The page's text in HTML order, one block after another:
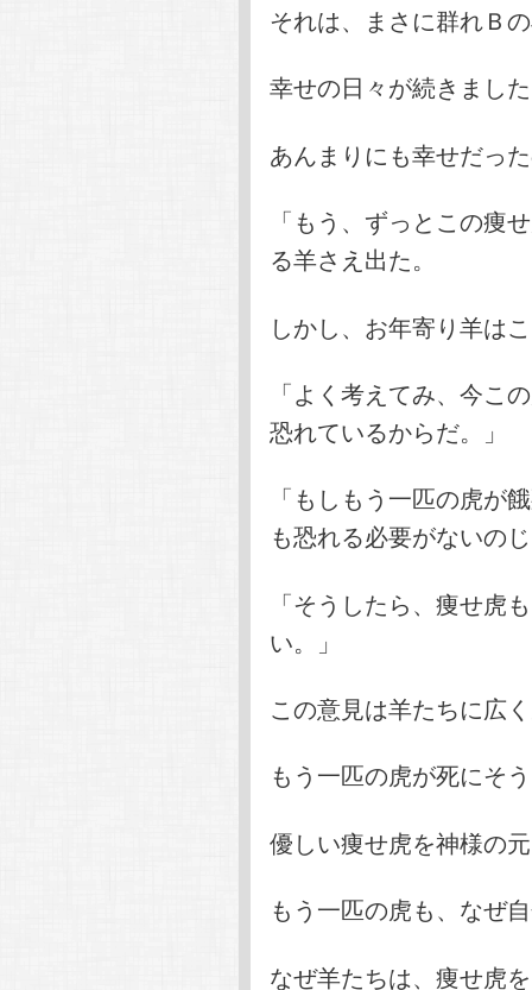
それは、まさに群れＢ
幸せの日々が続きまし
あんまりにも幸せだっ
「もう、ずっとこの痩
る羊さえ出た。
しかし、お年寄り羊は
「よく考えてみ、今こ
恐れているからだ。」
「もしもう一匹の虎が
も恐れる必要がないの
「そうしたら、痩せ虎
い。」
この意見は羊たちに広
もう一匹の虎が死にそ
優しい痩せ虎を神様の
もう一匹の虎も、なぜ
なぜ羊たちは、痩せ虎